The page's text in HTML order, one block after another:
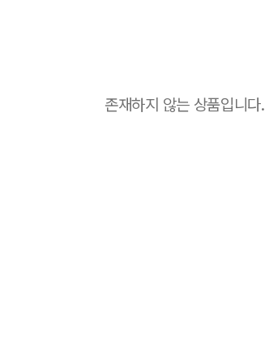
존재하지 않는 상품입니다.